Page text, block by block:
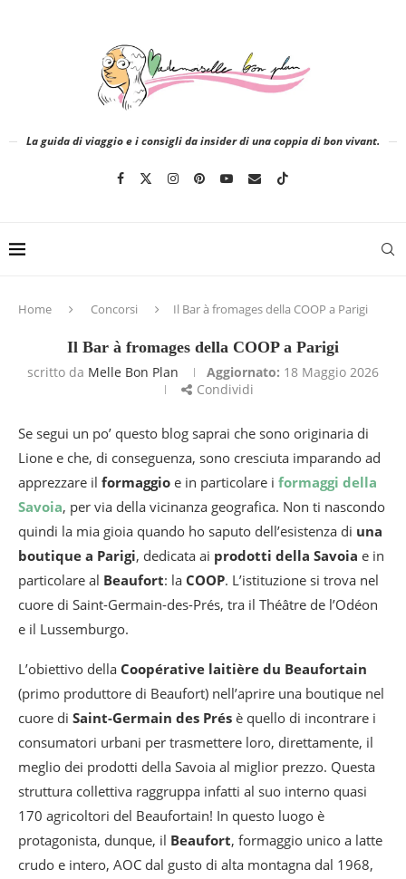
La guida di viaggio e i consigli da insider di una coppia di bon vivant.
Home Concorsi Il Bar à fromages della COOP a Parigi
Il Bar à fromages della COOP a Parigi
scritto da Melle Bon Plan Aggiornato: 18 Maggio 2026
Condividi
Se segui un po’ questo blog saprai che sono originaria di
Lione e che, di conseguenza, sono cresciuta imparando ad
apprezzare il formaggio e in particolare i formaggi della
Savoia, per via della vicinanza geografica. Non ti nascondo
quindi la mia gioia quando ho saputo dell’esistenza di una
boutique a Parigi, dedicata ai prodotti della Savoia e in
particolare al Beaufort: la COOP. L’istituzione si trova nel
cuore di Saint-Germain-des-Prés, tra il Théâtre de l’Odéon
e il Lussemburgo.
L’obiettivo della Coopérative laitière du Beaufortain
(primo produttore di Beaufort) nell’aprire una boutique nel
cuore di Saint-Germain des Prés è quello di incontrare i
consumatori urbani per trasmettere loro, direttamente, il
meglio dei prodotti della Savoia al miglior prezzo. Questa
struttura collettiva raggruppa infatti al suo interno quasi
170 agricoltori del Beaufortain! In questo luogo è
protagonista, dunque, il Beaufort, formaggio unico a latte
crudo e intero, AOC dal gusto di alta montagna dal 1968,